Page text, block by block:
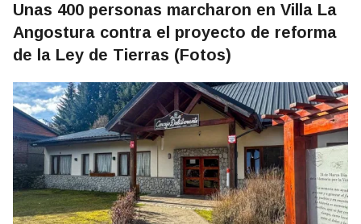
Unas 400 personas marcharon en Villa La
Angostura contra el proyecto de reforma
de la Ley de Tierras (Fotos)